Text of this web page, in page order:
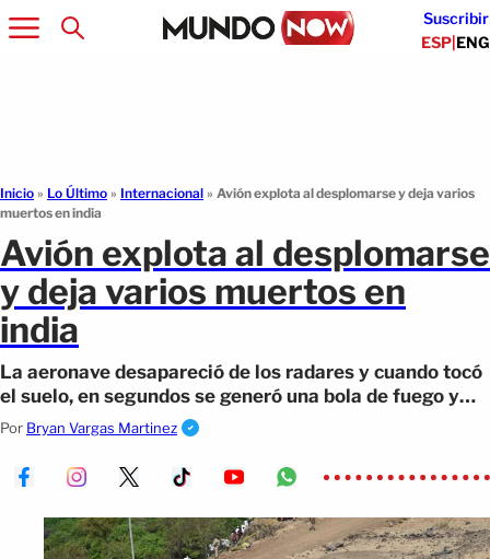
Suscribir
ESP|ENG
Inicio » Lo Último » Internacional » Avión explota al desplomarse y deja varios
muertos en india
Avión explota al desplomarse
y deja varios muertos en
india
La aeronave desapareció de los radares y cuando tocó
el suelo, en segundos se generó una bola de fuego y
enormes columnas de humo
Por Bryan Vargas Martinez